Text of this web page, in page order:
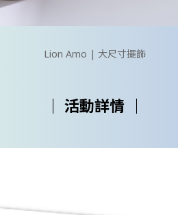
Lion Amo | 大尺寸擺飾
｜ 活動詳情 ｜